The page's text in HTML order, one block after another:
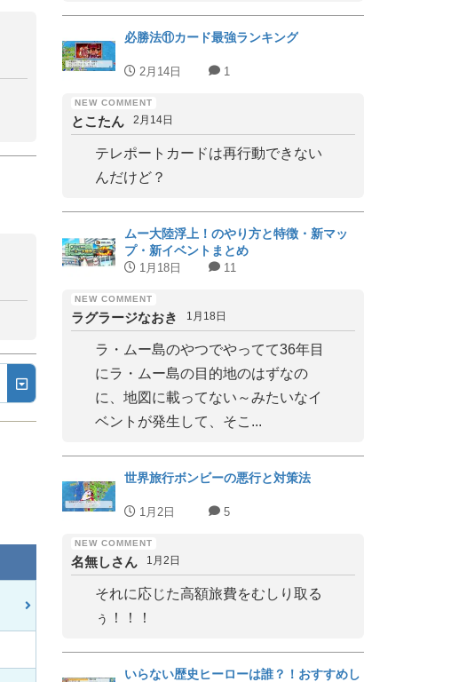
必勝法⑪カード最強ランキング
2月14日 1
とこたん 2月14日
テレポートカードは再行動できない
んだけど？
ムー大陸浮上！のやり方と特徴・新マッ
プ・新イベントまとめ
1月18日 11
ラグラージなおき 1月18日
ラ・ムー島のやつでやってて36年目
にラ・ムー島の目的地のはずなの
に、地図に載ってない～みたいなイ
ベントが発生して、そこ...
世界旅行ボンビーの悪行と対策法
1月2日 5
名無しさん 1月2日
それに応じた高額旅費をむしり取る
ぅ！！！
いらない歴史ヒーローは誰？！おすすめし